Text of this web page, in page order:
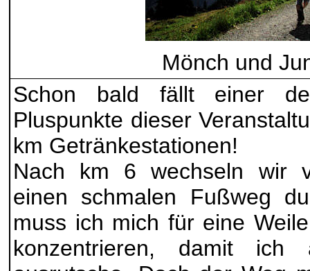
Mönch und
Schon bald fällt einer
Pluspunkte dieser
km Getränkestationen!
Nach km 6 wechseln wir
einen schmalen Fußweg
muss ich mich für eine
konzentrieren, damit ich